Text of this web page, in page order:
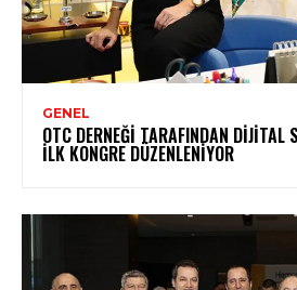
GENEL
OTC DERNEĞI TARAFINDAN DIJITAL
İLK KONGRE DÜZENLENIYOR